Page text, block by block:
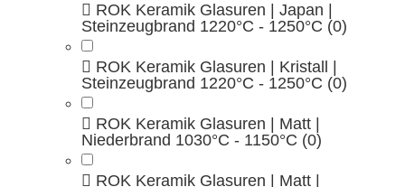
ROK Keramik Glasuren | Japan |
Steinzeugbrand 1220°C - 1250°C (0)
ROK Keramik Glasuren | Kristall |
Steinzeugbrand 1220°C - 1250°C (0)
ROK Keramik Glasuren | Matt |
Niederbrand 1030°C - 1150°C (0)
ROK Keramik Glasuren | Matt |